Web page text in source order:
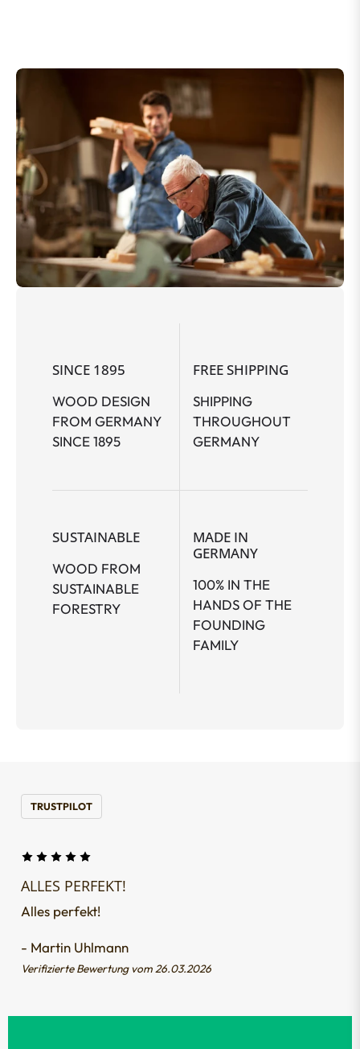
SINCE 1895
WOOD DESIGN
FROM GERMANY
SINCE 1895
FREE SHIPPING
SHIPPING
THROUGHOUT
GERMANY
SUSTAINABLE
WOOD FROM
SUSTAINABLE
FORESTRY
MADE IN
GERMANY
100% IN THE
HANDS OF THE
FOUNDING
FAMILY
TRUSTPILOT
ALLES PERFEKT!
Alles perfekt!
- Martin Uhlmann
Verifizierte Bewertung vom 26.03.2026